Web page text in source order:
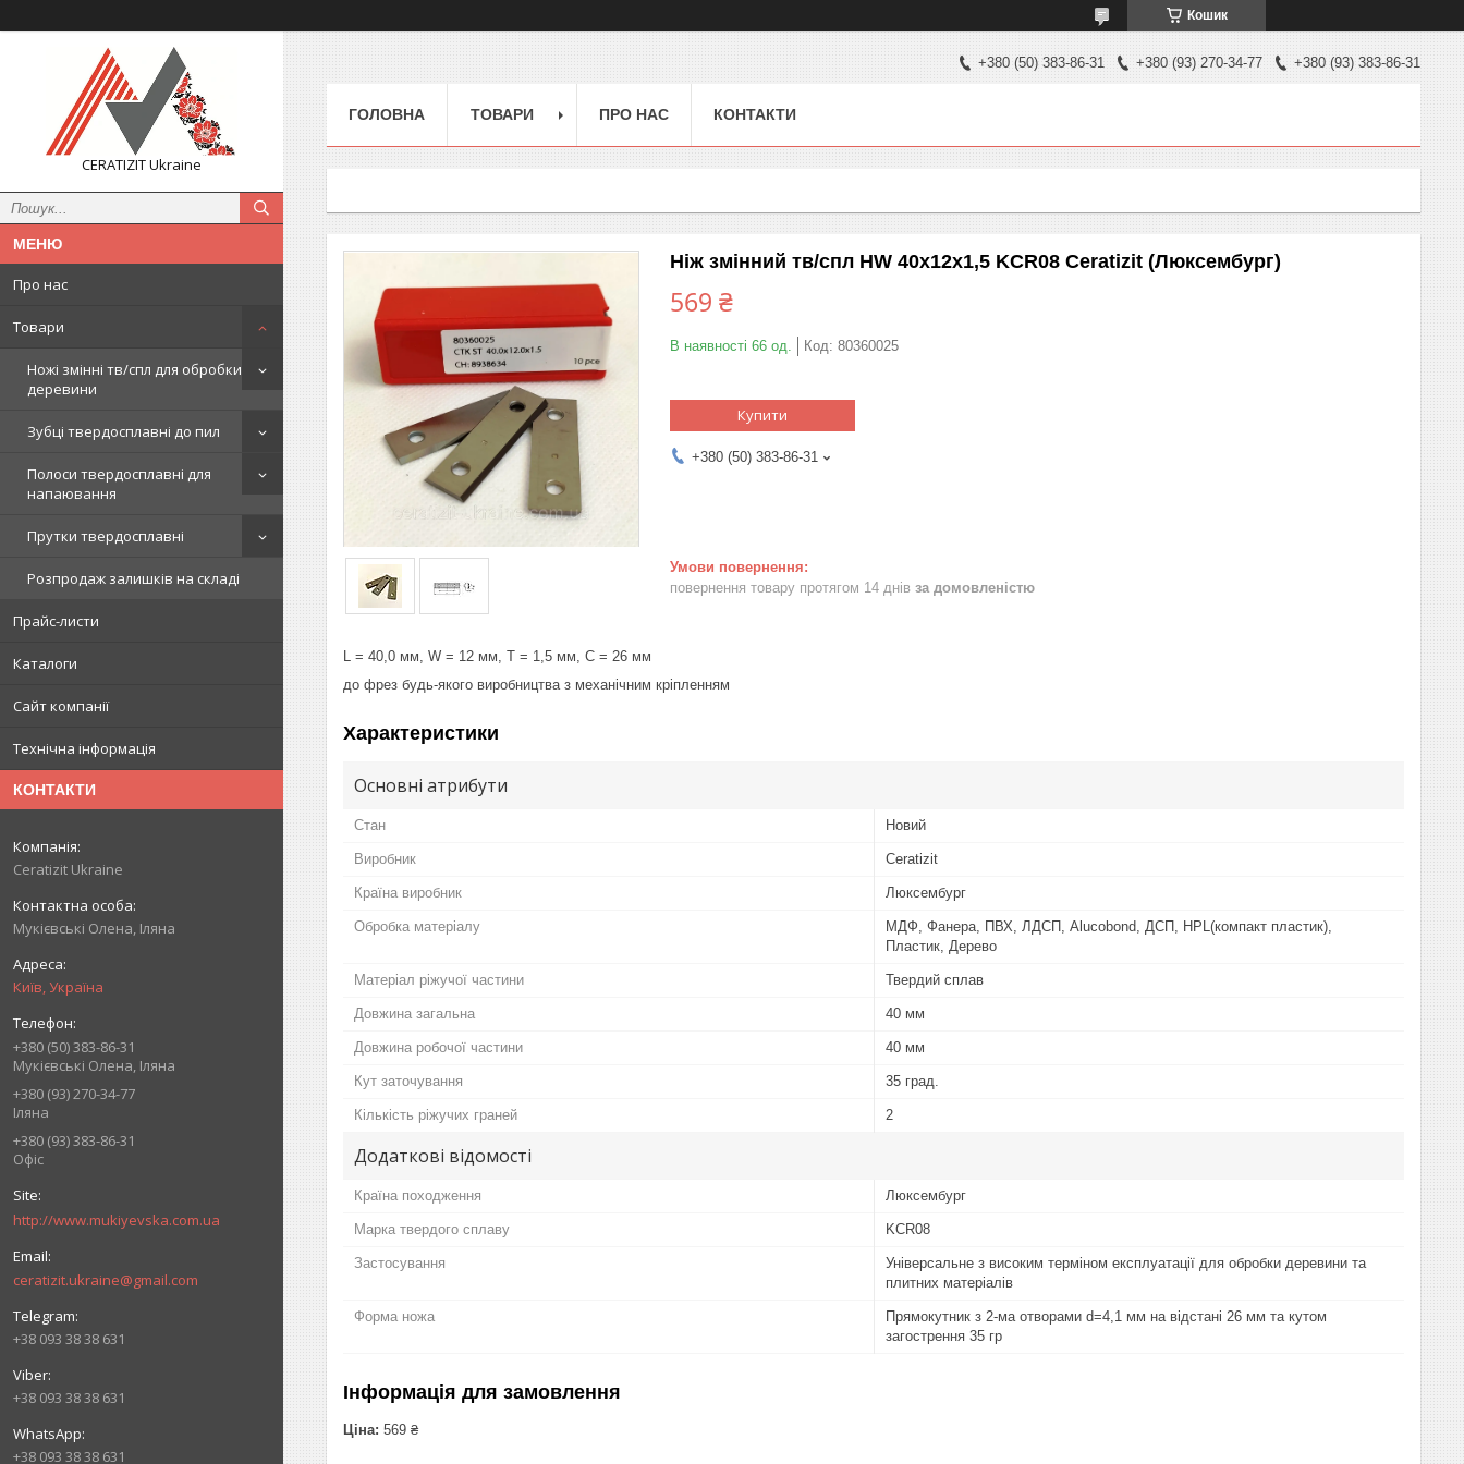
Кошик
CERATIZIT Ukraine
Про нас
Товари
Ножі змінні тв/спл для обробки
деревини
Зубці твердосплавні до пил
Полоси твердосплавні для
напаювання
Прутки твердосплавні
Розпродаж залишків на складі
Прайс-листи
Каталоги
Сайт компанії
Технічна інформація
КОНТАКТИ
Ceratizit Ukraine
Мукієвські Олена, Іляна
Київ, Україна
+380 (50) 383-86-31
Мукієвські Олена, Іляна
+380 (93) 270-34-77
Іляна
+380 (93) 383-86-31
Офіс
http://www.mukiyevska.com.ua
ceratizit.ukraine@gmail.com
+38 093 38 38 631
+38 093 38 38 631
+38 093 38 38 631
+380 (50) 383-86-31 +380 (93) 270-34-77 +380 (93) 383-86-31
ГОЛОВНА ТОВАРИ ПРО НАС КОНТАКТИ
Ніж змінний тв/спл HW 40х12х1,5 KCR08 Ceratizit (Люксембург)
569 ₴
В наявності 66 од. Код: 80360025
Купити
+380 (50) 383-86-31
повернення товару протягом 14 днів за домовленістю
L = 40,0 мм, W = 12 мм, T = 1,5 мм, C = 26 мм
до фрез будь-якого виробництва з механічним кріпленням
Характеристики
Основні атрибути
Стан Новий
Виробник Ceratizit
Країна виробник Люксембург
Обробка матеріалу
МДФ, Фанера, ПВХ, ЛДСП, Alucobond, ДСП, HPL(компакт пластик),
Пластик, Дерево
Матеріал ріжучої частини Твердий сплав
Довжина загальна 40 мм
Довжина робочої частини 40 мм
Кут заточування 35 град.
Кількість ріжучих граней 2
Додаткові відомості
Країна походження Люксембург
Марка твердого сплаву KCR08
Застосування
Універсальне з високим терміном експлуатації для обробки деревини та
плитних матеріалів
Форма ножа
Прямокутник з 2-ма отворами d=4,1 мм на відстані 26 мм та кутом
загострення 35 гр
Інформація для замовлення
Ціна: 569 ₴